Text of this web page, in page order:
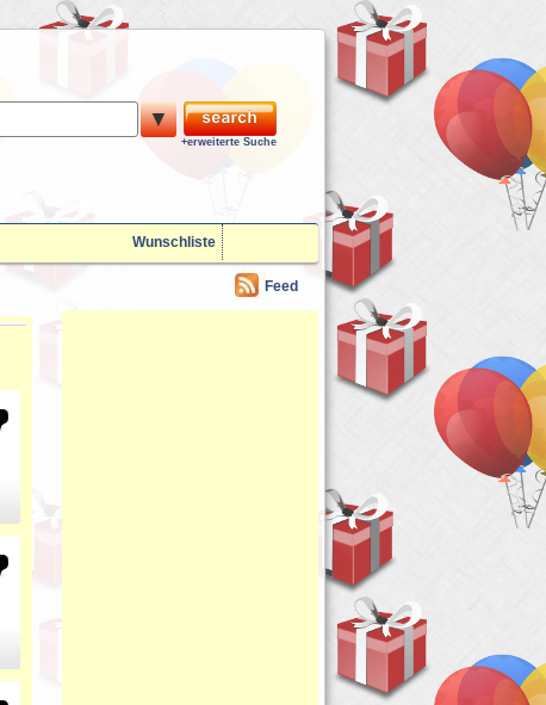
▼
+erweiterte Suche
Wunschliste
Feed